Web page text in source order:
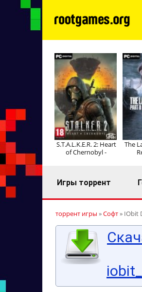
S.T.A.L.K.E.R. 2: Heart
of Chernobyl -
The
Игры торрент
торрент игры »Софт» IObit